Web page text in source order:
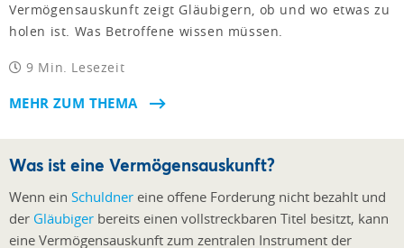
Vermögensauskunft zeigt Gläubigern, ob und wo etwas zu
holen ist. Was Betroffene wissen müssen.
9 Min. Lesezeit
MEHR ZUM THEMA
Was ist eine Vermögensauskunft?
Wenn ein Schuldner eine offene Forderung nicht bezahlt und
der Gläubiger bereits einen vollstreckbaren Titel besitzt, kann
eine Vermögensauskunft zum zentralen Instrument der